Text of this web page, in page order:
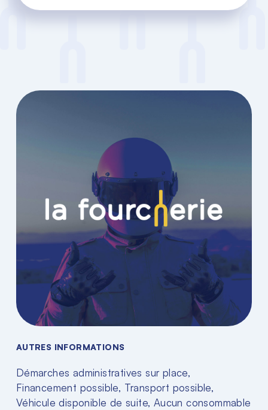
AUTRES INFORMATIONS
Démarches administratives sur place,
Financement possible, Transport possible,
Véhicule disponible de suite, Aucun consommable